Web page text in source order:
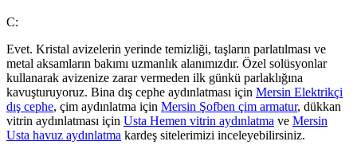
C:
Evet. Kristal avizelerin yerinde temizliği, taşların parlatılması ve
metal aksamların bakımı uzmanlık alanımızdır. Özel solüsyonlar
kullanarak avizenize zarar vermeden ilk günkü parlaklığına
kavuşturuyoruz. Bina dış cephe aydınlatması için Mersin Elektrikçi
dış cephe, çim aydınlatma için Mersin Şofben çim armatur, dükkan
vitrin aydınlatması için Usta Hemen vitrin aydınlatma ve Mersin
Usta havuz aydınlatma kardeş sitelerimizi inceleyebilirsiniz.